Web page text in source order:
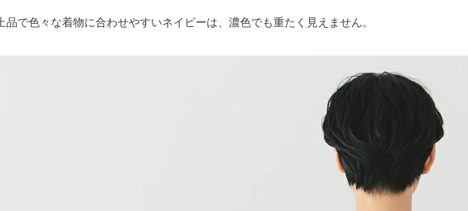
上品で色々な着物に合わせやすいネイビーは、濃色でも重たく見えません。